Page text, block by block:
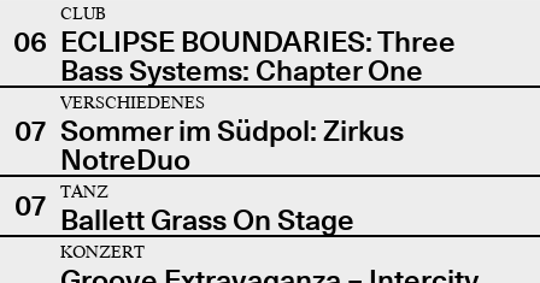
06
CLUB
ECLIPSE BOUNDARIES: Three
Bass Systems: Chapter One
07
VERSCHIEDENES
Sommer im Südpol: Zirkus
NotreDuo
07
TANZ
Ballett Grass On Stage
KONZERT